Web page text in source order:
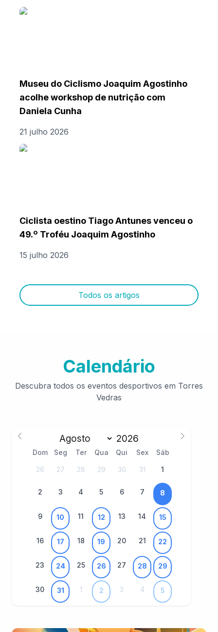
Museu do Ciclismo Joaquim Agostinho
acolhe workshop de nutrição com
Daniela Cunha
21 julho 2026
Ciclista oestino Tiago Antunes venceu o
49.º Troféu Joaquim Agostinho
15 julho 2026
Todos os artigos
Calendário
Descubra todos os eventos desportivos em Torres
Vedras
Dom Seg Ter Qua Qui Sex Sáb
26 27 28 29 30 31 1
2 3 4 5 6 7 8
9 10 11 12 13 14 15
16 17 18 19 20 21 22
23 24 25 26 27 28 29
30 31 1 2 3 4 5